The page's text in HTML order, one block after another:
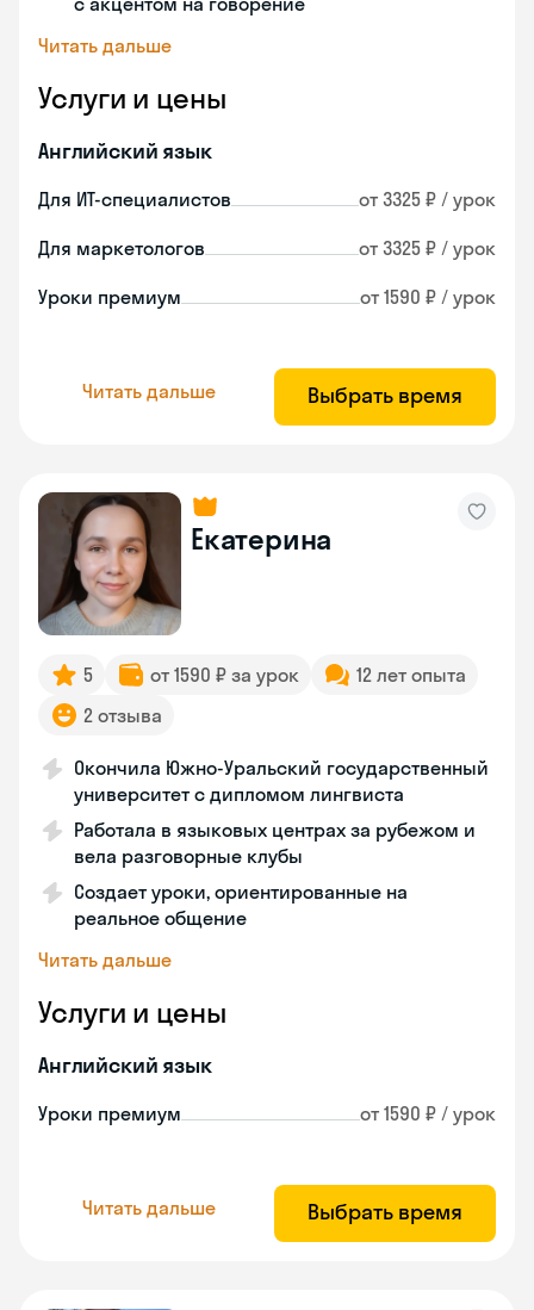
Читать дальше
Услуги и цены
Английский язык
Для ИТ-специалистов от 3325 ₽ / урок
Для маркетологов от 3325 ₽ / урок
Уроки премиум от 1590 ₽ / урок
Читать дальше Выбрать время
Екатерина
5 от 1590 ₽ за урок
12 лет опыта
2 отзыва
Окончила Южно-Уральский государственный
университет с дипломом лингвиста
Работала в языковых центрах за рубежом и
вела разговорные клубы
Создает уроки, ориентированные на
реальное общение
Читать дальше
Услуги и цены
Английский язык
Уроки премиум от 1590 ₽ / урок
Читать дальше Выбрать время